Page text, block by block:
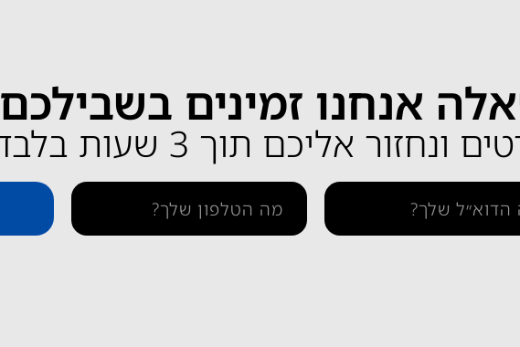
אנחנו זמינים בשבילכם
אליכם תוך 3 שעות בלבד!